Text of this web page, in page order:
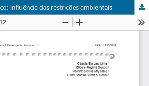
influência das restrições ambientais